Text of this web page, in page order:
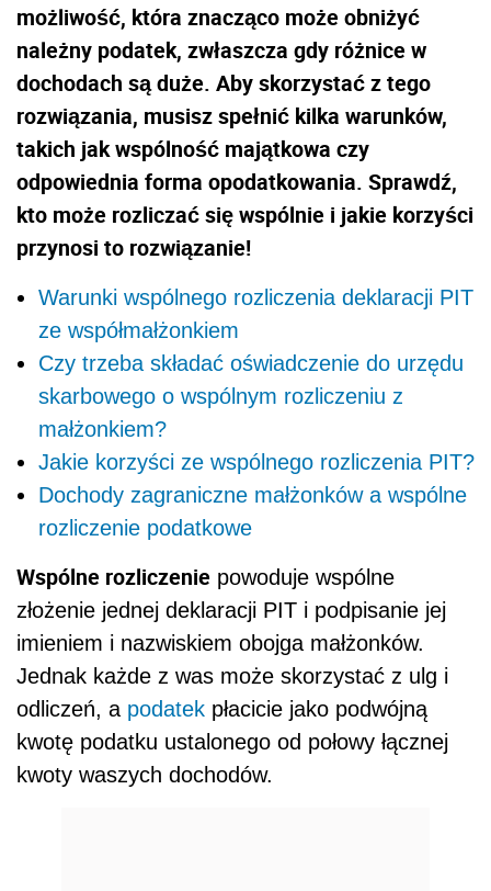
możliwość, która znacząco może obniżyć
należny podatek, zwłaszcza gdy różnice w
dochodach są duże. Aby skorzystać z tego
rozwiązania, musisz spełnić kilka warunków,
takich jak wspólność majątkowa czy
odpowiednia forma opodatkowania. Sprawdź,
kto może rozliczać się wspólnie i jakie korzyści
przynosi to rozwiązanie!
Warunki wspólnego rozliczenia deklaracji PIT
ze współmałżonkiem
Czy trzeba składać oświadczenie do urzędu
skarbowego o wspólnym rozliczeniu z
małżonkiem?
Jakie korzyści ze wspólnego rozliczenia PIT?
Dochody zagraniczne małżonków a wspólne
rozliczenie podatkowe
Wspólne rozliczenie powoduje wspólne
złożenie jednej deklaracji PIT i podpisanie jej
imieniem i nazwiskiem obojga małżonków.
Jednak każde z was może skorzystać z ulg i
odliczeń, a podatek płacicie jako podwójną
kwotę podatku ustalonego od połowy łącznej
kwoty waszych dochodów.